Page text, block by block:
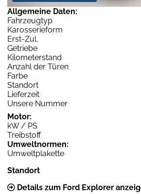
Allgemeine Daten:
Fahrzeugtyp
Karosserieform
Erst-Zul.
Getriebe
Kilometerstand
Anzahl der Türen
Farbe
Standort
Lieferzeit
Unsere Nummer
Motor:
kW / PS
Treibstoff
Umweltnormen:
Umweltplakette
Standort
Details zum Ford Explorer